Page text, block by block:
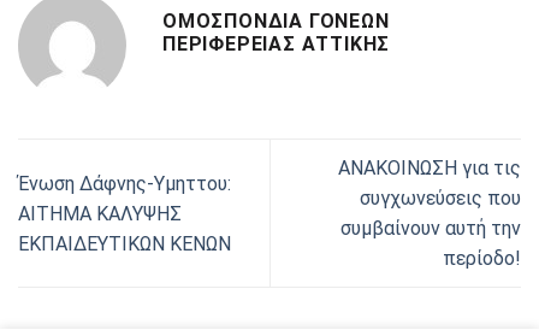
ΟΜΟΣΠΟΝΔΊΑ ΓΟΝΈΩΝ
ΠΕΡΙΦΈΡΕΙΑΣ ΑΤΤΙΚΉΣ
Ένωση Δάφνης-Υμηττου:
ΑΙΤΗΜΑ ΚΑΛΥΨΗΣ
ΕΚΠΑΙΔΕΥΤΙΚΩΝ ΚΕΝΩΝ
ΑΝΑΚΟΙΝΩΣΗ για τις
συγχωνεύσεις που
συμβαίνουν αυτή την
περίοδο!